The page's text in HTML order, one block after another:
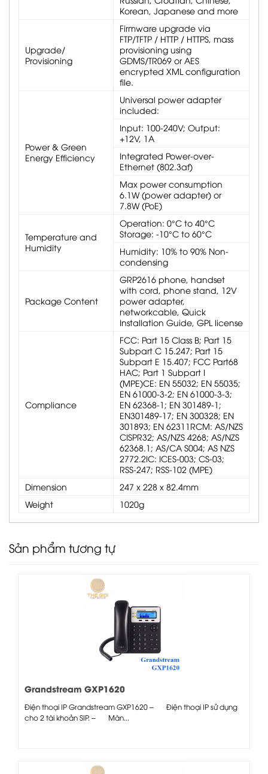
Korean, Japanese and more
Upgrade/
Provisioning
Firmware upgrade via
FTP/TFTP / HTTP / HTTPS, mass
provisioning using
GDMS/TR069 or AES
encrypted XML configuration
file.
Power & Green
Energy Efficiency
Universal power adapter
included:
Input: 100-240V; Output:
+12V, 1A
Integrated Power-over-
Ethernet (802.3af)
Max power consumption
6.1W (power adapter) or
7.8W (PoE)
Temperature and
Humidity
Operation: 0°C to 40°C
Storage: -10°C to 60°C
Humidity: 10% to 90% Non-
condensing
Package Content
GRP2616 phone, handset
with cord, phone stand, 12V
power adapter,
networkcable, Quick
Installation Guide, GPL license
Compliance
FCC: Part 15 Class B; Part 15
Subpart C 15.247; Part 15
Subpart E 15.407; FCC Part68
HAC; Part 1 Subpart I
(MPE)CE: EN 55032; EN 55035;
EN 61000-3-2; EN 61000-3-3;
EN 62368-1; EN 301489-1;
EN301489-17; EN 300328; EN
301893; EN 62311RCM: AS/NZS
CISPR32; AS/NZS 4268; AS/NZS
62368.1; AS/CA S004; AS NZS
2772.2IC: ICES-003; CS-03;
RSS-247; RSS-102 (MPE)
Dimension
247 x 228 x 82.4mm
Weight
1020g
Sản phẩm tương tự
Grandstream GXP1620
Điện thoại IP Grandstream GXP1620 – Điện thoại IP sử dụng
cho 2 tài khoản SIP. – Màn...